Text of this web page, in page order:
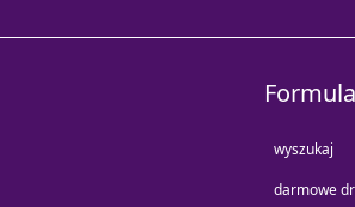
wyszukaj
darmowe